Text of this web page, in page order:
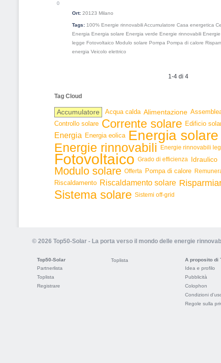
0
Ort: 20123 Milano
Tags: 100% Energie rinnovabiliAccumulatore Casa energetica
Energia Energia solare Energia verde Energie rinnovabili
legge Fotovoltaico Modulo solare Pompa Pompa di calore
energia Veicolo elettrico
1-4 di 4
Tag Cloud
Accumulatore Acqua calda Alimentazione
Controllo solare Corrente solare Edificio
Energia Energia eolica Energia solare
Energie rinnovabili Energie rinnovabili
Fotovoltaico Grado di efficienza Idraulico
Modulo solare Offerta Pompa di calore
Riscaldamento Riscaldamento solare
Sistema solare Sistemi off-grid
© 2026 Top50-Solar - La porta verso il mondo delle energie
Top50-Solar
Partnerlista
Toplista
Registrare
Toplista
A proposito di
Idea e profilo
Pubblicità
Colophon
Condizioni
Regole sulla